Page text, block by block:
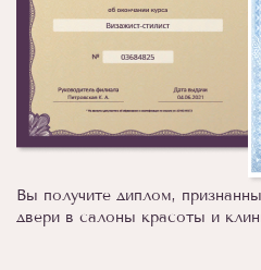
Вы получите диплом,
двери в салоны красоты и